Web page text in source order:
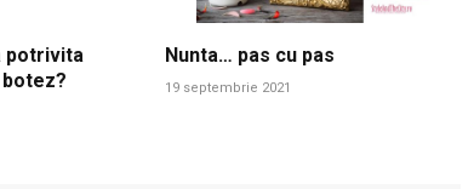
potrivita
Nunta… pas cu pas
19 septembrie 2021